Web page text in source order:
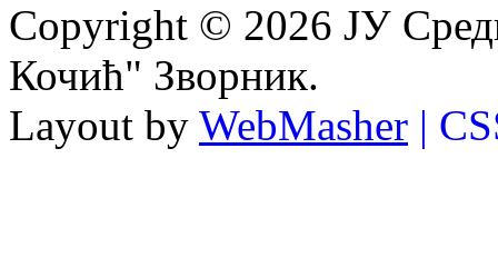
Copyright © 2026 ЈУ
Кочић" Зворник.
Layout by WebMasher |